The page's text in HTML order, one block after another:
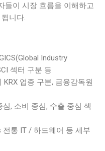
들이 시장 흐름을 이해하고
니다.
Industry
섹터 구분 등
KRX 업종 구분, 금융감독원
심, 소비 중심, 수출 중심 섹
전통 IT / 하드웨어 등 세부